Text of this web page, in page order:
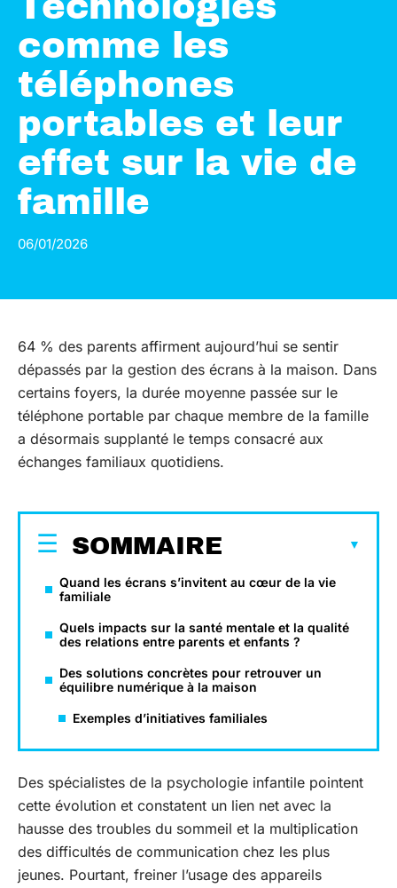
comme les
téléphones
portables et leur
effet sur la vie de
famille
06/01/2026
64 % des parents affirment aujourd’hui se sentir
dépassés par la gestion des écrans à la maison. Dans
certains foyers, la durée moyenne passée sur le
téléphone portable par chaque membre de la famille
a désormais supplanté le temps consacré aux
échanges familiaux quotidiens.
SOMMAIRE
Quand les écrans s’invitent au cœur de la vie
familiale
Quels impacts sur la santé mentale et la qualité
des relations entre parents et enfants ?
Des solutions concrètes pour retrouver un
équilibre numérique à la maison
Exemples d’initiatives familiales
Des spécialistes de la psychologie infantile pointent
cette évolution et constatent un lien net avec la
hausse des troubles du sommeil et la multiplication
des difficultés de communication chez les plus
jeunes. Pourtant, freiner l’usage des appareils